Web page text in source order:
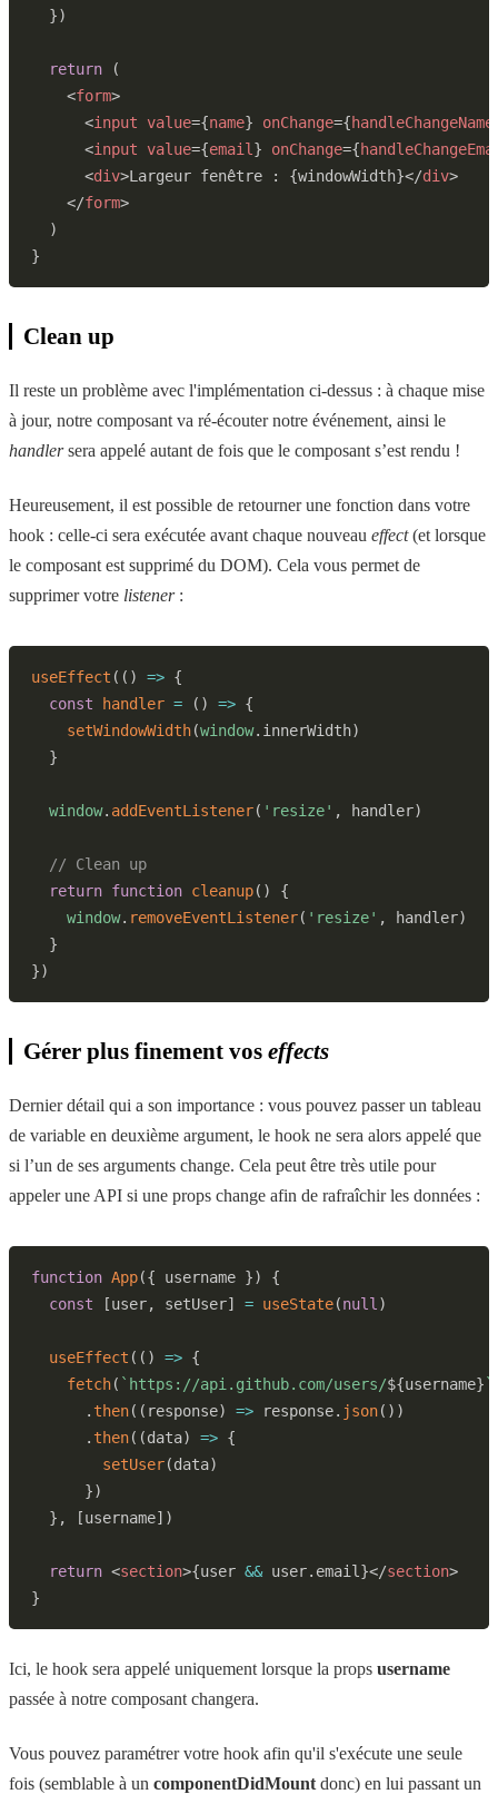
})
return
(
<form>
<input value={name} onChange={handleChangeName
<input value={email} onChange={
<div>Largeur fenêtre : {windowWidth}</div>
</form>
)
}
Clean up
Il reste un problème avec l'implémentation ci-dessus : à chaque mise
à jour, notre composant va ré-écouter notre événement, ainsi le
handlersera appelé autant de fois que le composant s’est rendu !
Heureusement, il est possible de retourner une fonction dans votre
hook : celle-ci sera exécutée avant chaque nouveau effect(et lorsque
le composant est supprimé du DOM). Cela vous permet de
supprimer votre listener:
useEffect ( ( ) => {
const
handler = ( ) => {
setWindowWidth(window. innerWidth)
}
window. addEventListener( 'resize' , handler)
// Clean up
return function cleanup( )
{
window. removeEventListener( 'resize' , handler)
}
})
Gérer plus finement vos effects
Dernier détail qui a son importance : vous pouvez passer un tableau
de variable en deuxième argument, le hook ne sera alors appelé que
si l’un de ses arguments change. Cela peut être très utile pour
appeler une API si une props change afin de rafraîchir les données :
function App({ username })
{
const
[user, setUser] = useState(null )
useEffect ( ( ) => {
fetch( ` https://api.github.com/users/${username}`
. then( ( response) => response. json( ) )
. then( (data) => {
setUser(data)
})
} , [username] )
return <section>{user && user. email }</section>
}
Ici, le hook sera appelé uniquement lorsque la props username
passée à notre composant changera.
Vous pouvez paramétrer votre hook afin qu'il s'exécute une seule
fois (semblable à un componentDidMount donc) en lui passant un